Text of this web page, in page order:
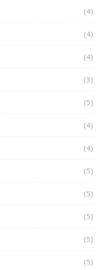
(4)
(4)
(4)
(3)
(5)
(4)
(4)
(5)
(5)
(5)
(5)
(5)